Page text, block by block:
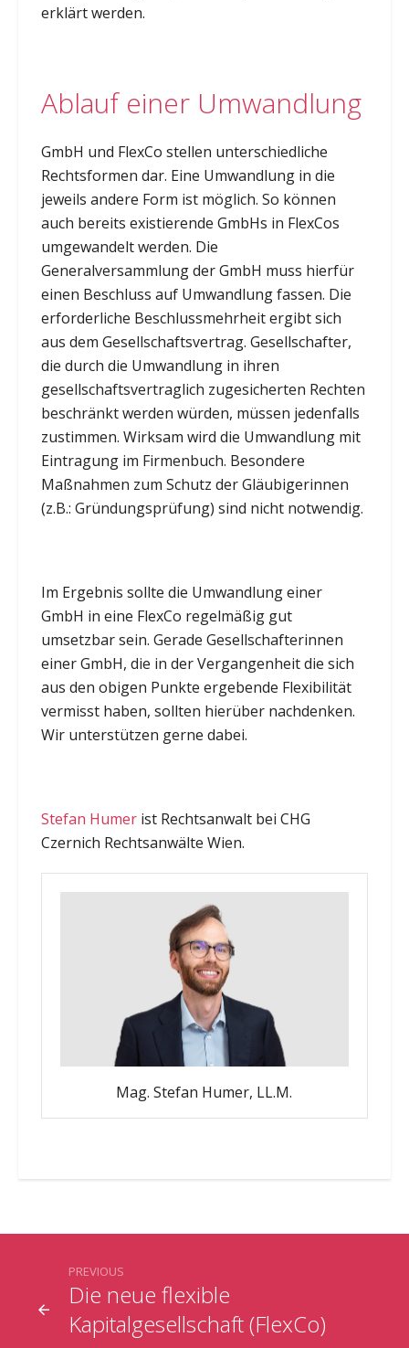
erklärt werden.
Ablauf einer Umwandlung
GmbH und FlexCo stellen unterschiedliche
Rechtsformen dar. Eine Umwandlung in die
jeweils andere Form ist möglich. So können
auch bereits existierende GmbHs in FlexCos
umgewandelt werden. Die
Generalversammlung der GmbH muss hierfür
einen Beschluss auf Umwandlung fassen. Die
erforderliche Beschlussmehrheit ergibt sich
aus dem Gesellschaftsvertrag. Gesellschafter,
die durch die Umwandlung in ihren
gesellschaftsvertraglich zugesicherten Rechten
beschränkt werden würden, müssen jedenfalls
zustimmen. Wirksam wird die Umwandlung mit
Eintragung im Firmenbuch. Besondere
Maßnahmen zum Schutz der Gläubigerinnen
(z.B.: Gründungsprüfung) sind nicht notwendig.
Im Ergebnis sollte die Umwandlung einer
GmbH in eine FlexCo regelmäßig gut
umsetzbar sein. Gerade Gesellschafterinnen
einer GmbH, die in der Vergangenheit die sich
aus den obigen Punkte ergebende Flexibilität
vermisst haben, sollten hierüber nachdenken.
Wir unterstützen gerne dabei.
Stefan Humerist Rechtsanwalt bei CHG
Czernich Rechtsanwälte Wien.
Mag. Stefan Humer, LL.M.
Die neue flexible
Kapitalgesellschaft (FlexCo)
PREVIOUS